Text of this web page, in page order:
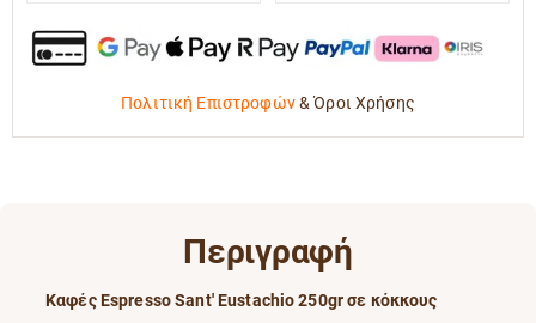
Πολιτική Επιστροφών&Όροι Χρήσης
Περιγραφή
Καφές Espresso Sant' Eustachio 250gr σε κόκκους